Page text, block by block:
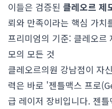
이들은 검증된 클레오르 제
뢰와 만족이라는 핵심 가치
프리미엄의 기준: 클레오르
모의 모든 것
클레오르의원 강남점이 자
력은 바로 '젠틀맥스 프로
급 레이저 장비입니다. 젠